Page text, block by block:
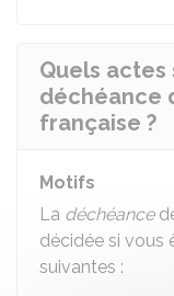
Quels actes
déchéance
française ?
Motifs
La déchéance
décidée si vous
suivantes :